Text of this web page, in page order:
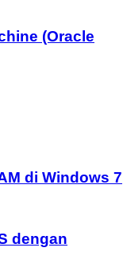
(Oracle
di Windows 7
dengan